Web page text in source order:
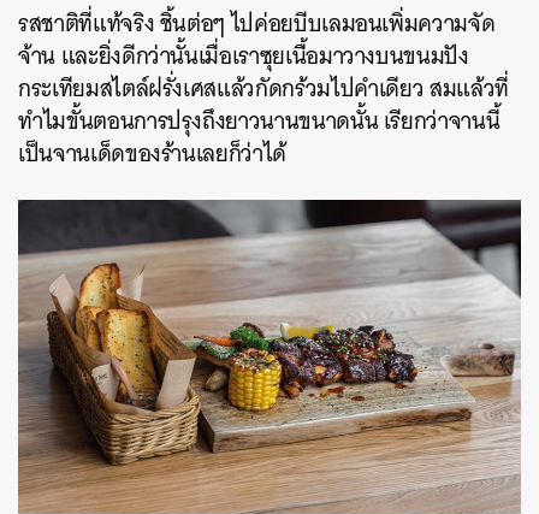
รสชาติที่แท้จริง ชิ้นต่อๆ ไปค่อยบีบเลมอนเพิ่มความจัด
จ้าน และยิ่งดีกว่านั้นเมื่อเราซุยเนื้อมาวางบนขนมปัง
กระเทียมสไตล์ฝรั่งเศสแล้วกัดกร้วมไปคำเดียว สมแล้วที่
ทำไมขั้นตอนการปรุงถึงยาวนานขนาดนั้น เรียกว่าจานนี้
เป็นจานเด็ดของร้านเลยก็ว่าได้